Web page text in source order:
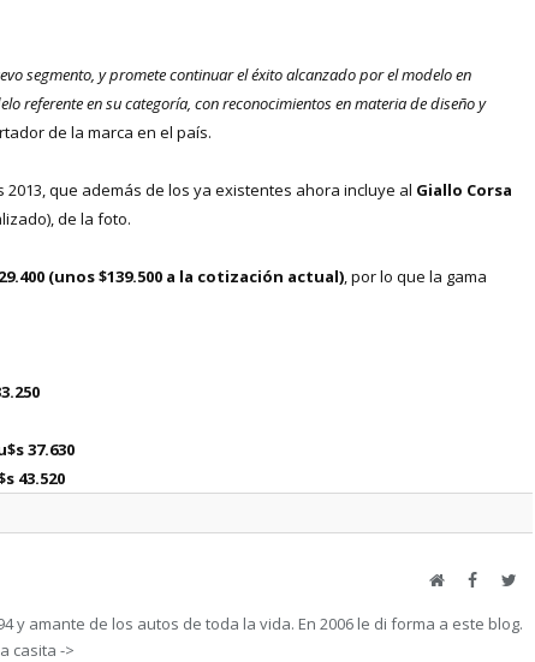
segmento, y promete continuar el éxito alcanzado por el modelo en
referente en su categoría, con reconocimientos en materia de diseño y
de la marca en el país.
que además de los ya existentes ahora incluye al Giallo Corsa
de la foto.
(unos $139.500 a la cotización actual), por lo que la gama
37.630
43.520
Web Facebook
y amante de los autos de toda la vida. En 2006 le di forma a este blog.
casita ->